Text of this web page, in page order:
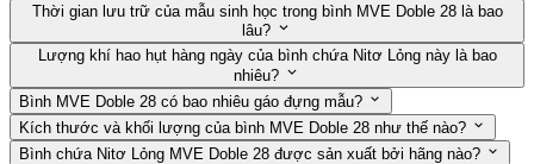
Thời gian lưu trữ của mẫu sinh học trong bình MVE Doble 28 là bao
lâu?
Lượng khí hao hụt hàng ngày của bình chứa Nitơ Lỏng này là bao
nhiêu?
Bình MVE Doble 28 có bao nhiêu gáo đựng mẫu?
Kích thước và khối lượng của bình MVE Doble 28 như thế nào?
Bình chứa Nitơ Lỏng MVE Doble 28 được sản xuất bởi hãng nào?